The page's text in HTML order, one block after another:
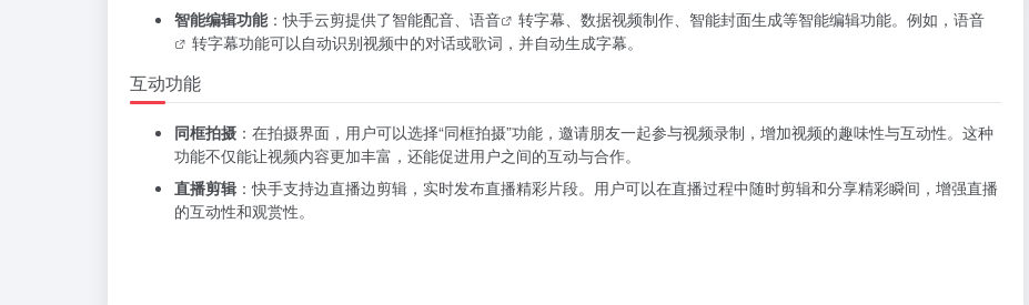
智能编辑功能：快手云剪提供了智能配音、 语音 转字幕、数据视频制作、智能封面生成等智能编辑功能。例如， 语音
转字幕功能可以自动识别视频中的对话或歌词，并自动生成字幕。
互动功能
同框拍摄 ：在拍摄界面，用户可以选择“同框拍摄”功能，邀请朋友一起参与视频录制，增加视频的趣味性与互动性。这种
功能不仅能让视频内容更加丰富，还能促进用户之间的互动与合作。
直播剪辑 ：快手支持边直播边剪辑，实时发布直播精彩片段。用户可以在直播过程中随时剪辑和分享精彩瞬间，增强直播
的互动性和观赏性。